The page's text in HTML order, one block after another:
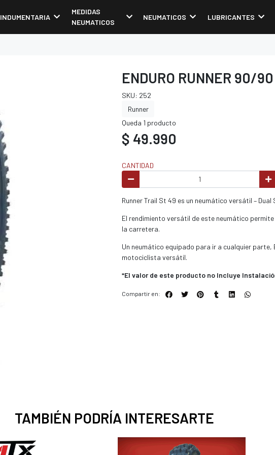
INDUMENTARIA
MEDIDAS
NEUMATICOS
NEUMATICOS LUBRICANTES
ENDURO RUNNER 90/90
SKU: 252
Runner
Queda 1 producto
$ 49.990
CANTIDAD
Runner Trail St 49 es un neumático versátil – Dual
El rendimiento versátil de este neumático
la carretera.
Un neumático equipado para ir a cualquier
motociclista versátil.
*El valor de este producto no Incluye
Compartir en:
TAMBIÉN PODRÍA INTERESARTE